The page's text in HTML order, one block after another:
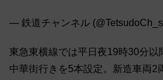
— 鉄道チャンネル
東急東横線では平日夜19時30分以
中華街行きを5本設定。新造車両2